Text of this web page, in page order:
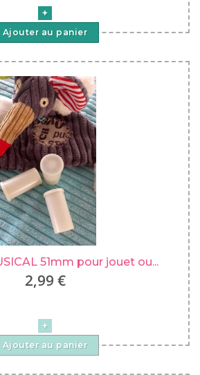
Ajouter au panier
51mm pour jouet ou...
2,99 €
Ajouter au panier